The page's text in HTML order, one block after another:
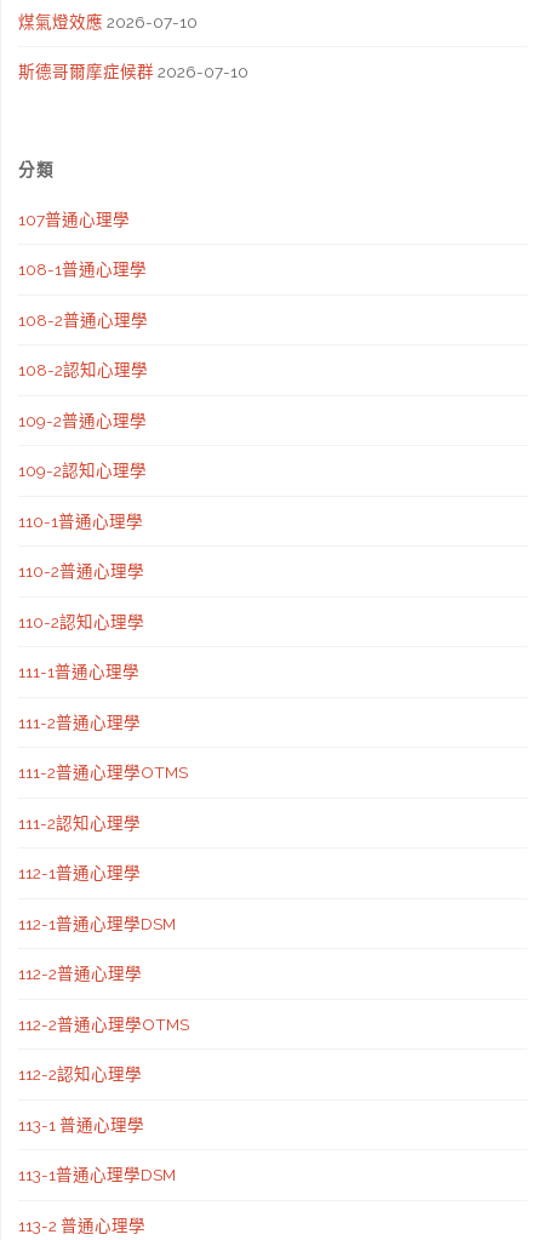
煤氣燈效應 2026-07-10
斯德哥爾摩症候群 2026-07-10
分類
107普通心理學
108-1普通心理學
108-2普通心理學
108-2認知心理學
109-2普通心理學
109-2認知心理學
110-1普通心理學
110-2普通心理學
110-2認知心理學
111-1普通心理學
111-2普通心理學
111-2普通心理學OTMS
111-2認知心理學
112-1普通心理學
112-1普通心理學DSM
112-2普通心理學
112-2普通心理學OTMS
112-2認知心理學
113-1 普通心理學
113-1普通心理學DSM
113-2 普通心理學